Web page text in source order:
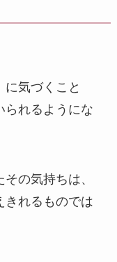
気づくこと
られるようにな
の気持ちは、
きれるものでは